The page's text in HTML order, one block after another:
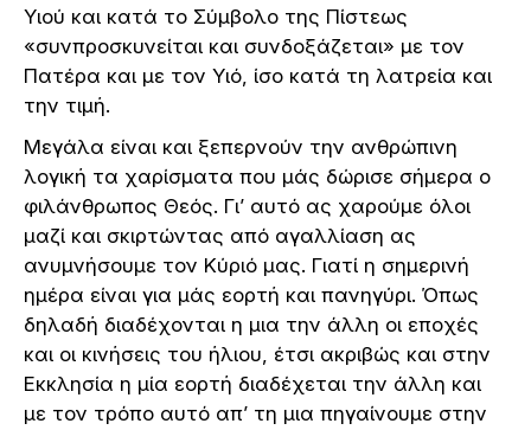
Υιού και κατά το Σύμβολο της Πίστεως
«συνπροσκυνείται και συνδοξάζεται» με τον
Πατέρα και με τον Υιό, ίσο κατά τη λατρεία και
την τιμή.
Μεγάλα είναι και ξεπερνούν την ανθρώπινη
λογική τα χαρίσματα που μάς δώρισε σήμερα ο
φιλάνθρωπος Θεός. Γι’ αυτό ας χαρούμε όλοι
μαζί και σκιρτώντας από αγαλλίαση ας
ανυμνήσουμε τον Κύριό μας. Γιατί η σημερινή
ημέρα είναι για μάς εορτή και πανηγύρι. Όπως
δηλαδή διαδέχονται η μια την άλλη οι εποχές
και οι κινήσεις του ήλιου, έτσι ακριβώς και στην
Εκκλησία η μία εορτή διαδέχεται την άλλη και
με τον τρόπο αυτό απ’ τη μια πηγαίνουμε στην